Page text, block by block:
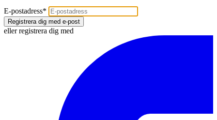
E-postadress*
Registrera dig med e-post
eller registrera dig med